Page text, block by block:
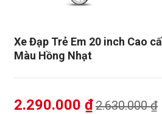
Xe Đạp Trẻ Em 20 inch Cao
Màu Hồng Nhạt
2.290.000 ₫2.630.000₫